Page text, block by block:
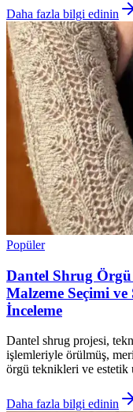
Daha fazla bilgi edinin
Popüler
Dantel Shrug
Malzeme Seçimi
İnceleme
Dantel shrug projesi,
işlemleriyle örülmüş,
örgü teknikleri ve estetik
Daha fazla bilgi edinin